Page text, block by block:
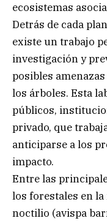
ecosistemas
Detrás de cada
existe un trabajo
investigación y
posibles
los árboles. Esta
públicos,
privado, que
anticiparse a los
impacto.
Entre las
los forestales en
noctilio (avispa